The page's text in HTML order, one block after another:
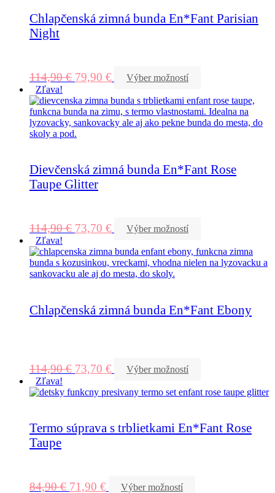
Chlapčenská zimná bunda En*Fant Parisian
Night
114,90€ 79,90 €
Výber možností
Zľava!
Dievčenská zimná bunda En*Fant Rose
Taupe Glitter
114,90€ 73,70 €
Výber možností
Zľava!
Chlapčenská zimná bunda En*Fant Ebony
114,90€ 73,70 €
Výber možností
Zľava!
Termo súprava s trblietkami En*Fant Rose
Taupe
84,90€ 71,90 € Výber možností